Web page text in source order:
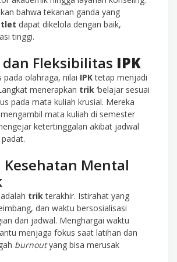
bahwa tekanan ganda yang
dapat dikelola dengan baik,
tinggi.
Fleksibilitas IPK
pada olahraga, nilai IPKtetap menjadi
menerapkan trik ‘belajar sesuai
pada mata kuliah krusial. Mereka
mata kuliah di semester
ketertinggalan akibat jadwal
Kesehatan Mental
trik terakhir. Istirahat yang
dan waktu bersosialisasi
dari jadwal. Menghargai waktu
menjaga fokus saat latihan dan
burnoutyang bisa merusak